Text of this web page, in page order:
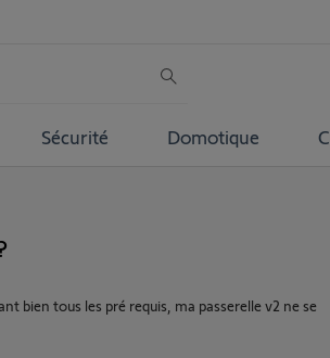
Sécurité Domotique
bien tous les pré requis, ma passerelle v2 ne se